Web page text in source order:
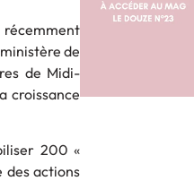
récemment
de
de Midi-
croissance
200 «
des actions